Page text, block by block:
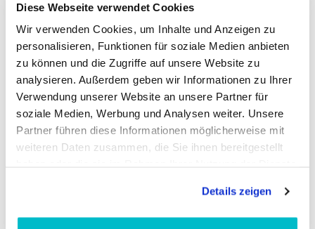
Diese Webseite verwendet Cookies
Wir verwenden Cookies, um Inhalte und Anzeigen zu
personalisieren, Funktionen für soziale Medien anbieten
zu können und die Zugriffe auf unsere Website zu
analysieren. Außerdem geben wir Informationen zu Ihrer
Verwendung unserer Website an unsere Partner für
soziale Medien, Werbung und Analysen weiter. Unsere
Partner führen diese Informationen möglicherweise mit
weiteren Daten zusammen, die Sie ihnen bereitgestellt
Details zeigen
–86% im Vergleich zur UVP 183,38 €
25,
inkl. 19 % MwSt., zzgl. Versandkosten
Zustellung bis Mo., 10. Aug.
Sofort ab Lager verfügbar
In den Warenkorb